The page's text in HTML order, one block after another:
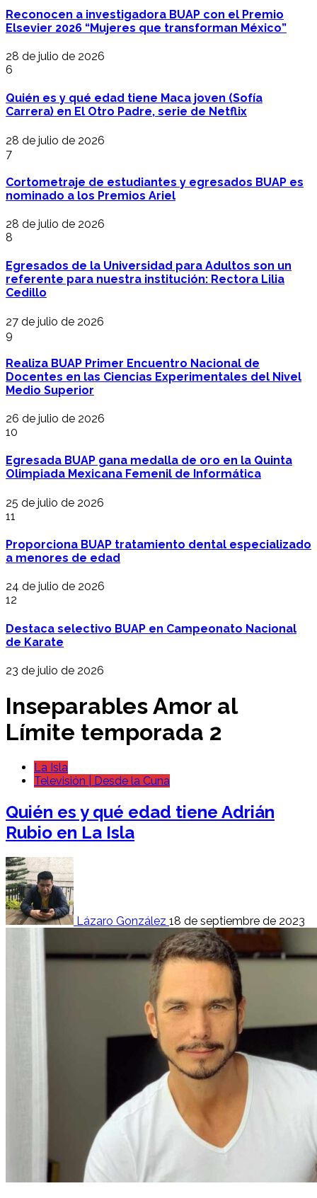
Reconocen a investigadora BUAP con el Premio
Elsevier 2026 “Mujeres que transforman México”
28 de julio de 2026
6
Quién es y qué edad tiene Maca joven (Sofía
Carrera) en El Otro Padre, serie de Netflix
28 de julio de 2026
7
Cortometraje de estudiantes y egresados BUAP es
nominado a los Premios Ariel
28 de julio de 2026
8
Egresados de la Universidad para Adultos son un
referente para nuestra institución: Rectora Lilia
Cedillo
27 de julio de 2026
9
Realiza BUAP Primer Encuentro Nacional de
Docentes en las Ciencias Experimentales del Nivel
Medio Superior
26 de julio de 2026
10
Egresada BUAP gana medalla de oro en la Quinta
Olimpiada Mexicana Femenil de Informática
25 de julio de 2026
11
Proporciona BUAP tratamiento dental especializado
a menores de edad
24 de julio de 2026
12
Destaca selectivo BUAP en Campeonato Nacional
de Karate
23 de julio de 2026
Inseparables Amor al
Límite temporada 2
La Isla
Televisión | Desde la Cuna
Quién es y qué edad tiene Adrián
Rubio en La Isla
Lázaro González 18 de septiembre de 2023